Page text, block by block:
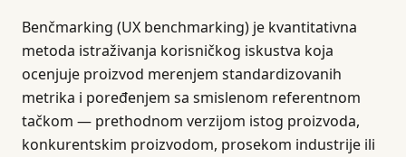
Benčmarking (UX benchmarking) je kvantitativna
metoda istraživanja korisničkog iskustva koja
ocenjuje proizvod merenjem standardizovanih
metrika i poređenjem sa smislenom referentnom
tačkom — prethodnom verzijom istog proizvoda,
konkurentskim proizvodom, prosekom industrije ili